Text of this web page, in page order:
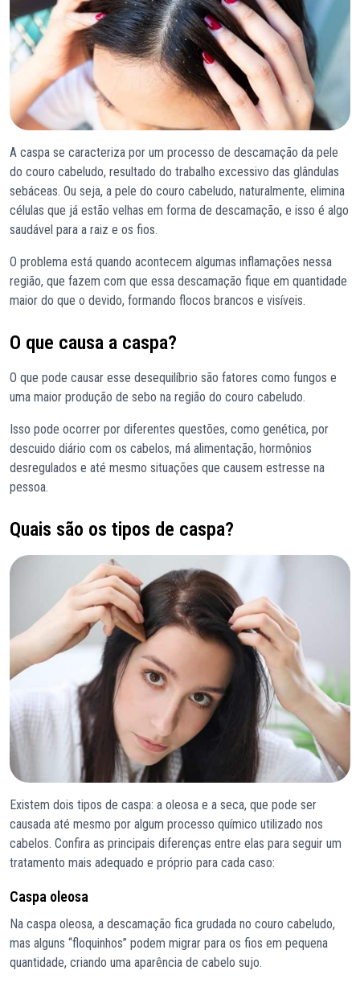
A caspa se caracteriza por um processo de descamação da pele
do couro cabeludo, resultado do trabalho excessivo das glândulas
sebáceas. Ou seja, a pele do couro cabeludo, naturalmente, elimina
células que já estão velhas em forma de descamação, e isso é algo
saudável para a raiz e os fios.
O problema está quando acontecem algumas inflamações nessa
região, que fazem com que essa descamação fique em quantidade
maior do que o devido, formando flocos brancos e visíveis.
O que causa a caspa?
O que pode causar esse desequilíbrio são fatores como fungos e
uma maior produção de sebo na região do couro cabeludo.
Isso pode ocorrer por diferentes questões, como genética, por
descuido diário com os cabelos, má alimentação, hormônios
desregulados e até mesmo situações que causem estresse na
pessoa.
Quais são os tipos de caspa?
Existem dois tipos de caspa: a oleosa e a seca, que pode ser
causada até mesmo por algum processo químico utilizado nos
cabelos. Confira as principais diferenças entre elas para seguir um
tratamento mais adequado e próprio para cada caso:
Caspa oleosa
Na caspa oleosa, a descamação fica grudada no couro cabeludo,
mas alguns “floquinhos” podem migrar para os fios em pequena
quantidade, criando uma aparência de cabelo sujo.